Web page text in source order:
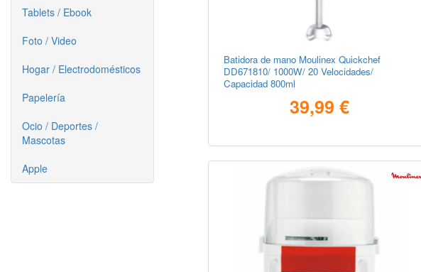
Tablets / Ebook
Foto / Video
Hogar / Electrodomésticos
Papelería
Ocio / Deportes /
Mascotas
Apple
Batidora de mano Moulinex Quickchef
DD671810/ 1000W/ 20 Velocidades/
Capacidad 800ml
39,99 €